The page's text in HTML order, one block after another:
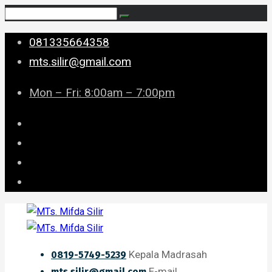
081335664358
mts.silir@gmail.com
Mon – Fri: 8:00am – 7:00pm
0819-5749-5239 Kepala Madrasah